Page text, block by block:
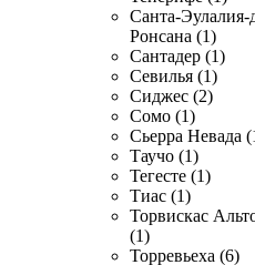
Санта-Эулалия-
Ронсана (1)
Сантадер (1)
Севилья (1)
Сиджес (2)
Сомо (1)
Сьерра Невада
Таучо (1)
Тегесте (1)
Тиас (1)
Торвискас
(1)
Торревьеха (6)